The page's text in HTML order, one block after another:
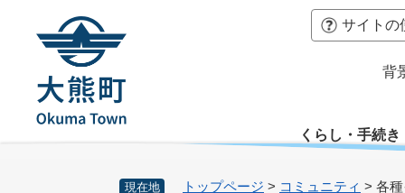
サイトの
背
くらし・手続き
現在地 トップページ > コミュニティ > 各